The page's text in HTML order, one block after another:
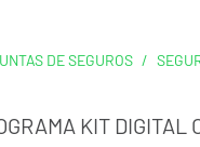
DE SEGUROS /
KIT DIGITAL